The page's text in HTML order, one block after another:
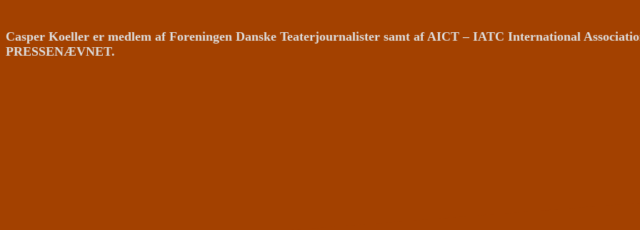
Casper Koeller er medlem af Foreningen Danske Teaterjournalister samt af AICT – IATC International
PRESSENÆVNET.